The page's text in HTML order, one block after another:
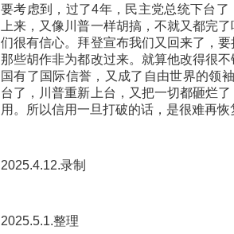
要考虑到，过了4年，民主党总统下台
上来，又像川普一样胡搞，不就又都完
们很有信心。拜登宣布我们又回来了，
那些胡作非为都改过来。就算他改得很
国有了国际信誉，又成了自由世界的领
台了，川普重新上台，又把一切都砸烂
用。所以信用一旦打破的话，是很难再恢
2025.4.12.录制
2025.5.1.整理